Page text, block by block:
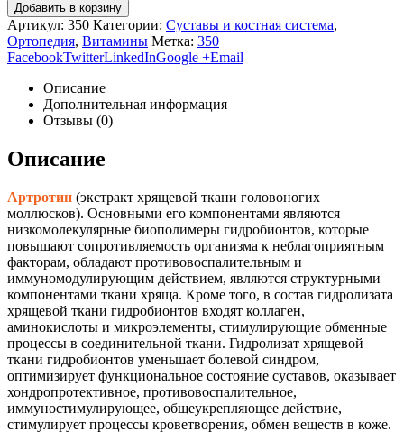
Добавить в корзину
Артикул: 350 Категории: Суставы и костная система,
Ортопедия, Витамины Метка: 350
FacebookTwitterLinkedInGoogle +Email
Описание
Дополнительная информация
Отзывы (0)
Описание
Артротин (экстракт хрящевой ткани головоногих
моллюсков). Основными его компонентами являются
низкомолекулярные биополимеры гидробионтов, которые
повышают сопротивляемость организма к неблагоприятным
факторам, обладают противовоспалительным и
иммуномодулирующим действием, являются структурными
компонентами ткани хряща. Кроме того, в состав гидролизата
хрящевой ткани гидробионтов входят коллаген,
аминокислоты и микроэлементы, стимулирующие обменные
процессы в соединительной ткани. Гидролизат хрящевой
ткани гидробионтов уменьшает болевой синдром,
оптимизирует функциональное состояние суставов, оказывает
хондропротективное, противовоспалительное,
иммуностимулирующее, общеукрепляющее действие,
стимулирует процессы кроветворения, обмен веществ в коже.